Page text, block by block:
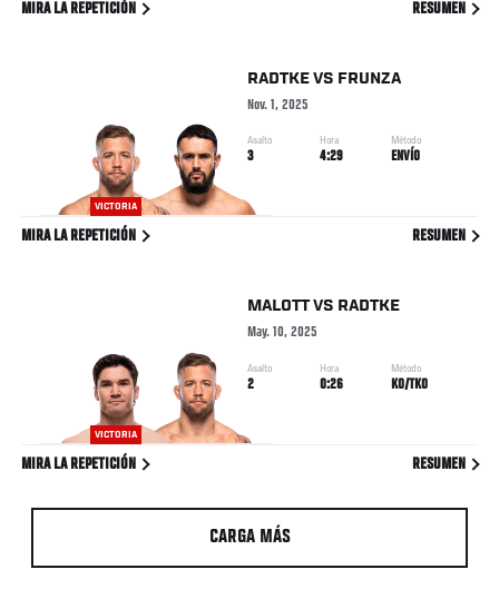
MIRA LA REPETICIÓN RESUMEN
VICTORIA
RADTKE VS FRUNZA
Nov. 1, 2025
Asalto
3
Hora
4:29
Método
ENVÍO
MIRA LA REPETICIÓN RESUMEN
VICTORIA
MALOTTVS RADTKE
May. 10, 2025
Asalto
2
Hora
0:26
Método
KO/TKO
MIRA LA REPETICIÓN RESUMEN
CARGA MÁS